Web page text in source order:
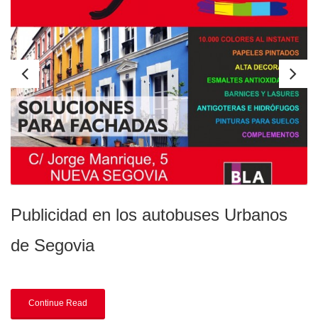
Publicidad en los autobuses Urbanos
de Segovia
Continue Read